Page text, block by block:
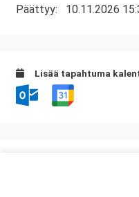
Päättyy: 10.11.2026
Lisää tapahtuma